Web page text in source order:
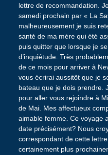
lettre de recommandation.
samedi prochain par « La
malheureusement je suis
santé de ma mère qui été
puis quitter que lorsque je
d’inquiétude. Très
de ce mois pour arriver à
vous écrirai aussitôt que je
bateau que je dois prendre.
pour aller vous rejoindre à
de Mai. Mes affectueux
aimable femme. Ce voyage
date précisément? Nous
correspondant de cette
certainement plus